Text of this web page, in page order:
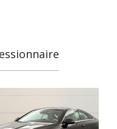
véhicules d'occasion.
reconnus parmi un
plus de 14 000
garantie,
financement de